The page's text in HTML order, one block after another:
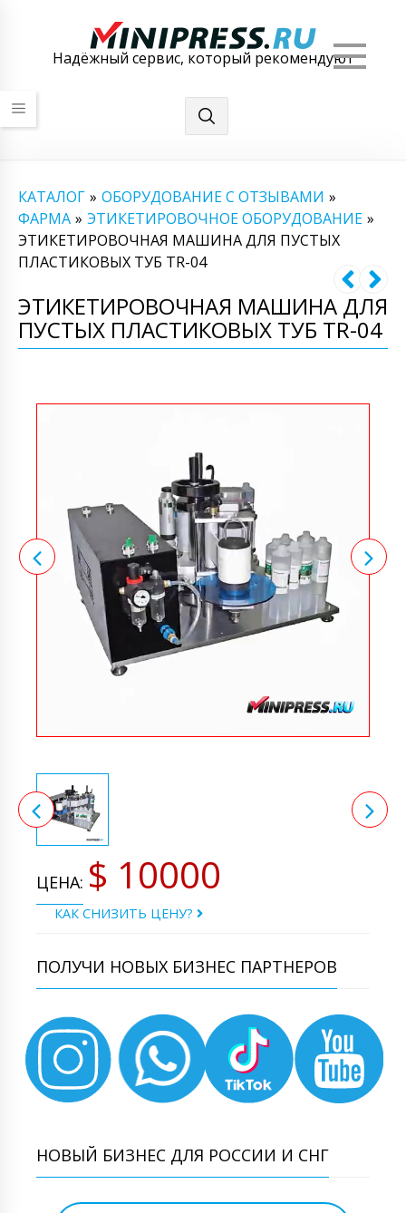
Надёжный сервис, который рекомендуют
КАТАЛОГ » ОБОРУДОВАНИЕ С ОТЗЫВАМИ »
ФАРМА » ЭТИКЕТИРОВОЧНОЕ ОБОРУДОВАНИЕ »
ЭТИКЕТИРОВОЧНАЯ МАШИНА ДЛЯ ПУСТЫХ
ПЛАСТИКОВЫХ ТУБ TR-04
ЭТИКЕТИРОВОЧНАЯ МАШИНА ДЛЯ
ПУСТЫХ ПЛАСТИКОВЫХ ТУБ TR-04
ЦЕНА: $ 10000
КАК СНИЗИТЬ ЦЕНУ?
ПОЛУЧИ НОВЫХ БИЗНЕС ПАРТНЕРОВ
НОВЫЙ БИЗНЕС ДЛЯ РОССИИ И СНГ